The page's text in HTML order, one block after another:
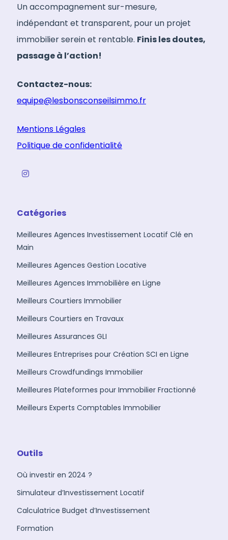
Un accompagnement sur-mesure,
indépendant et transparent, pour un projet
immobilier serein et rentable. Finis les doutes,
passage à l’action!
Contactez-nous:
equipe@lesbonsconseilsimmo.fr
Mentions Légales
Politique de confidentialité
Catégories
Meilleures Agences Investissement Locatif Clé en
Main
Meilleures Agences Gestion Locative
Meilleures Agences Immobilière en Ligne
Meilleurs Courtiers Immobilier
Meilleurs Courtiers en Travaux
Meilleures Assurances GLI
Meilleures Entreprises pour Création SCI en Ligne
Meilleurs Crowdfundings Immobilier
Meilleures Plateformes pour Immobilier Fractionné
Meilleurs Experts Comptables Immobilier
Outils
Où investir en 2024 ?
Simulateur d’Investissement Locatif
Calculatrice Budget d’Investissement
Formation